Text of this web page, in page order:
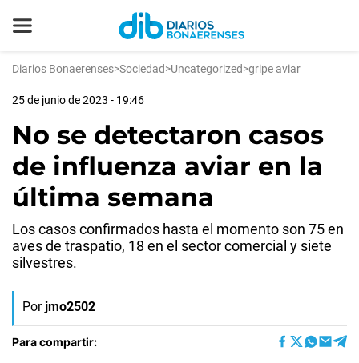
Diarios Bonaerenses>Sociedad>Uncategorized>gripe aviar
25 de junio de 2023 - 19:46
No se detectaron casos
de influenza aviar en la
última semana
Los casos confirmados hasta el momento son 75 en
aves de traspatio, 18 en el sector comercial y siete
silvestres.
Por jmo2502
Para compartir: